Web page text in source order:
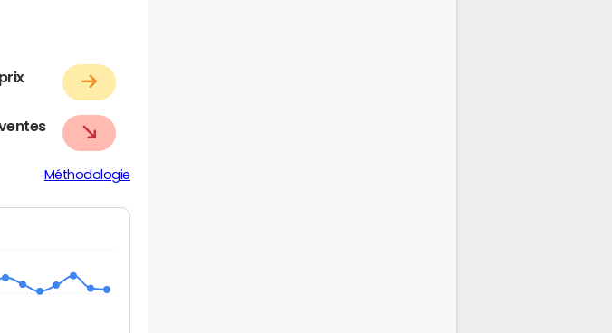
Méthodologie